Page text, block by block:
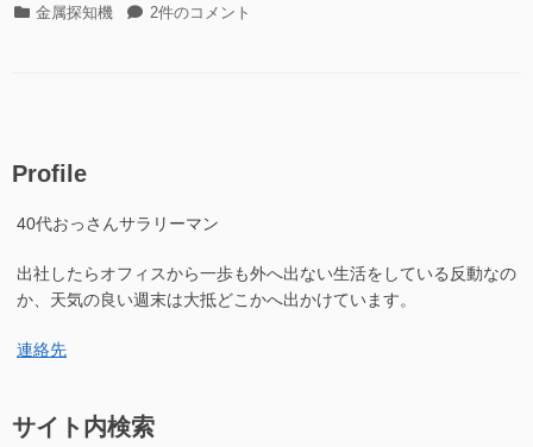
カ 金属探知機
ト
ン
ご
っ
2件のコメント
Profile
40代おっさんサラリーマン
出社したらオフィスから一歩も外へ出ない生活をしている反動なの
か、天気の良い週末は大抵どこかへ出かけています。
連絡先
サイト内検索